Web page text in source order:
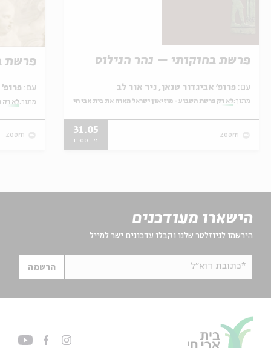
פרשת בחוקותי – נהר הנילוס
עם:
מתוך: לא רק פרשת השבוע - מוזיאון ישראל מארח את בית אבי חי
zoom
31.05
ו' | 11:00
פרשת
עם:
מתוך: לא רק
zoom
הישארו מעודכנים
הירשמו לניוזלטר שלנו וקבלו עדכונים ישר למייל
*כתובת דוא"ל הרשמה